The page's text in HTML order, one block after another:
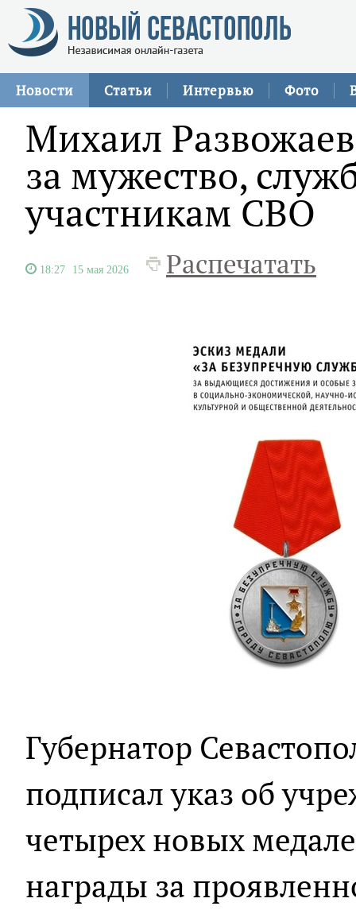
Новости Статьи Интервью Фото
Михаил
за мужество,
участникам СВО
18:27 15 мая 2026 Распечатать
Губернатор
подписал указ об
четырех новых
награды за